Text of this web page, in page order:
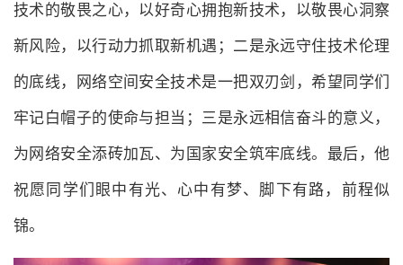
技术的敬畏之心，以好奇心拥抱新技术，以敬畏心洞察
新风险，以行动力抓取新机遇；二是永远守住技术伦理
的底线，网络空间安全技术是一把双刃剑，希望同学们
牢记白帽子的使命与担当；三是永远相信奋斗的意义，
为网络安全添砖加瓦、为国家安全筑牢底线。最后，他
祝愿同学们眼中有光、心中有梦、脚下有路，前程似
锦。